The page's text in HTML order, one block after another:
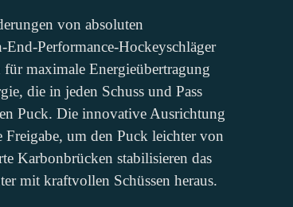
von absoluten
Performance-Hockeyschläger
maximale Energieübertragung
die in jeden Schuss und Pass
Puck. Die innovative Ausrichtung
Freigabe, um den Puck leichter von
Karbonbrücken stabilisieren das
mit kraftvollen Schüssen heraus.